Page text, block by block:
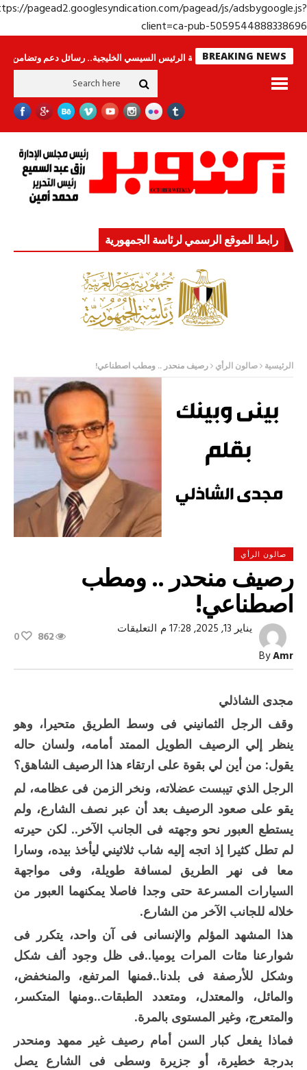
https://pagead2.googlesyndication.com/pagead/js/
client=ca-pub-
BREAKING NEWS
لا ينامون جولة الرئيس السيسي الخليجية.. رسائل دعم وتضامن للأشقاء
رابط الموقع الرسمي لرئاسة الجمهورية
الرئيسية صالون الرأي رصيف منحدر .. ومطب اصطناعي!
صالون الرأي
رصيف منحدر .. ومطب
اصطناعي!
ByAmr
يناير 13, 2025, 17:28 م التعليقاتعلى
ومطب
862
0
مجدى الشاذلي
وقف الرجل الثمانيني فى وسط الطريق متحيرا، وهو
ينظر إلي الرصيف الطويل الممتد أمامه، ولسان حاله
يقول: من أين لي بقوة على ارتقاء هذا الرصيف الشاهق؟
الرجل الذي تيبست عضلاته، ونخر الزمن فى عظامه، لم
يقو على صعود الرصيف بعد أن عبر نصف الشارع، ولم
يستطع العبور نحو وجهته فى الجانب الآخر.. لكن حيرته
لم تطل كثيرا إذ اتجه إليه شاب ثلاثيني ليأخذ بيده، وسارا
معا فى نهر الطريق لمسافة طويلة، وفى مواجهة
السيارات المسرعة حتى وجدا فاصلا يمكنهما العبور من
خلاله للجانب الآخر من الشارع.
هذا المشهد المؤلم والإنسانى فى آن واحد، يتكرر فى
شوارعنا مئات المرات يوميا..فى ظل وجود ألف شكل
وشكل للأرصفة فى بلدنا..فمنها المرتفع، والمنخفض،
والمائل، والمعتدل، ومتعدد الطبقات..ومنها المتكسر،
والمتعرج، وغير المستوى بالمرة.
فماذا يفعل كبار السن أمام رصيف غير ممهد ومنحدر
بدرجة خطيرة، أو جزيرة وسطى فى الشارع يصل